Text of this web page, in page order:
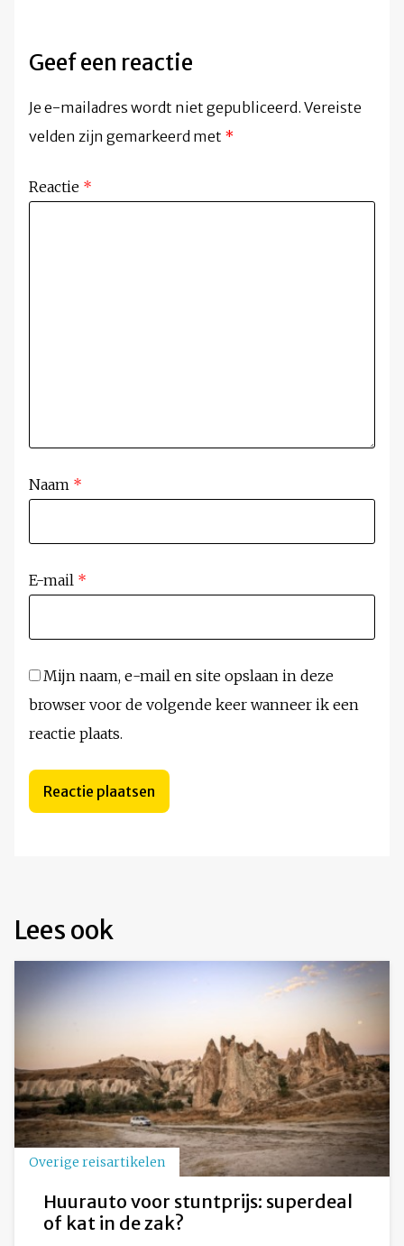
Geef een reactie
Je e-mailadres wordt niet gepubliceerd. Vereiste
velden zijn gemarkeerd met *
Reactie *
Naam *
E-mail *
Mijn naam, e-mail en site opslaan in deze
browser voor de volgende keer wanneer ik een
reactie plaats.
Lees ook
Overige reisartikelen
Huurauto voor stuntprijs: superdeal
of kat in de zak?